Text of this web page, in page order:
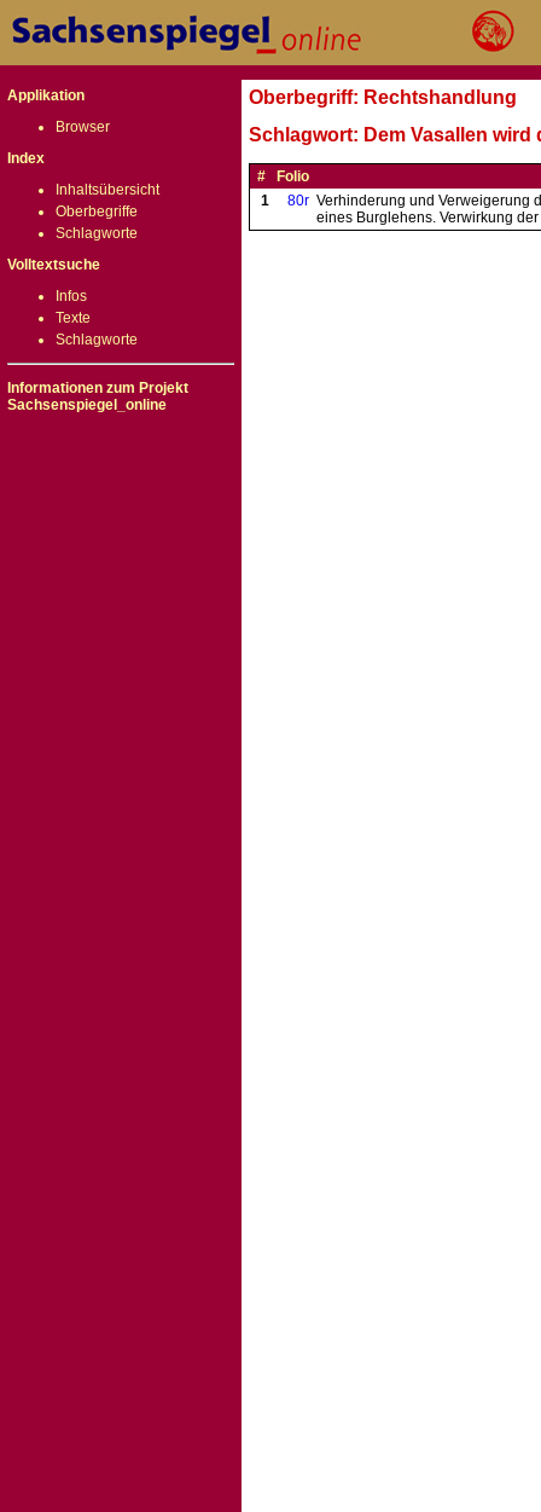
Applikation
Browser
Index
Inhaltsübersicht
Oberbegriffe
Schlagworte
Volltextsuche
Infos
Texte
Schlagworte
Informationen zum Projekt
Sachsenspiegel_online
Oberbegriff: Rechtshandlung
Schlagwort: Dem Vasallen
#
Folio
1
80r Verhinderung und Verweigerung
eines Burglehens. Verwirkung